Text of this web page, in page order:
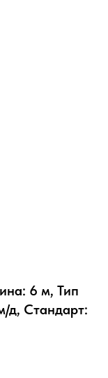
6 м, Тип
д, Стандарт: